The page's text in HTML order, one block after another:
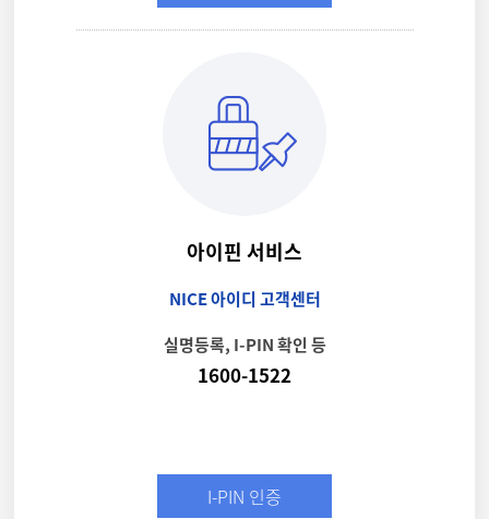
아이핀 서비스
NICE 아이디 고객센터
실명등록, I-PIN 확인 등
1600-1522
I-PIN 인증